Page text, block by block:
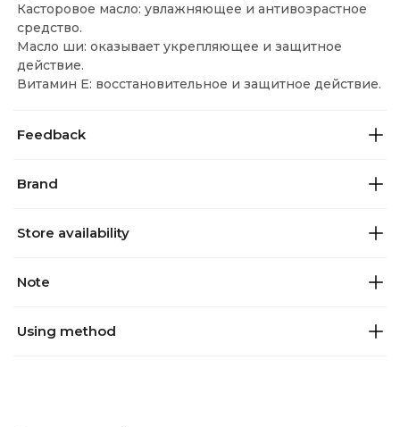
Касторовое масло: увлажняющее и антивозрастное
средство.
Масло ши: оказывает укрепляющее и защитное
действие.
Витамин Е: восстановительное и защитное действие.
Feedback
Brand
Store availability
Note
Using method